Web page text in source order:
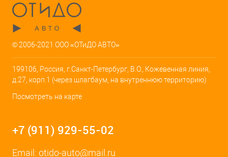
© 2006-2021 ООО «ОТиДО АВТО»
199106, Россия, г.Санкт-Петербург, В.О., Кожевенная линия,
д.27, корп.1 (через шлагбаум, на внутреннюю территорию)
Посмотреть на карте
+7 (911) 929-55-02
Email: otido-auto@mail.ru